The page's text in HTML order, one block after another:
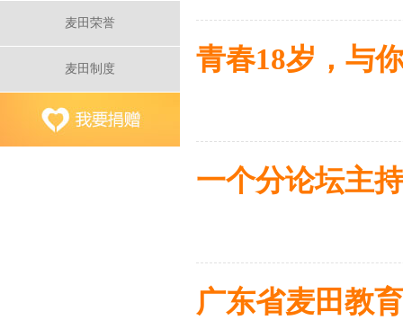
麦田荣誉
麦田制度 青春18岁，与
一个分论坛主
广东省麦田教